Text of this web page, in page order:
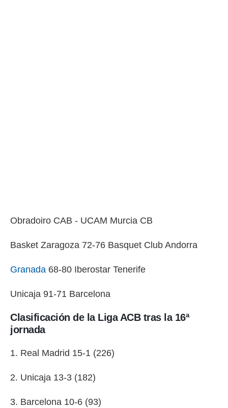
Obradoiro CAB - UCAM Murcia CB
Basket Zaragoza 72-76 Basquet Club Andorra
Granada 68-80 Iberostar Tenerife
Unicaja 91-71 Barcelona
Clasificación de la Liga ACB tras la 16ª
jornada
1. Real Madrid 15-1 (226)
2. Unicaja 13-3 (182)
3. Barcelona 10-6 (93)